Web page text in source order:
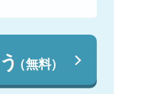
（無料）